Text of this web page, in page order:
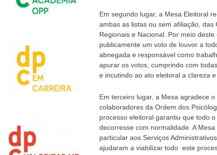
Em segundo lugar, a Mesa Eleitoral
ambas as listas ou sem afiliação, das
Regionais e Nacional. Por meio
publicamente um voto de louvor a
abnegada e responsável como
apurar os votos, cumprindo com
e incutindo ao ato eleitoral a clareza
Em terceiro lugar, a Mesa agradece
colaboradores da Ordem dos
processo eleitoral garantiu que todo
decorresse com normalidade. A
particular aos Serviços
ajudaram a viabilizar todo este